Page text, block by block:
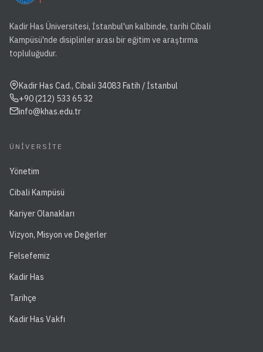
Kadir Has Üniversitesi, İstanbul'un kalbinde, tarihi Cibali
Kampüsü'nde disiplinler arası bir eğitim ve araştırma
topluluğudur.
Kadir Has Cad., Cibali 34083 Fatih / İstanbul
+90 (212) 533 65 32
info@khas.edu.tr
ÜNIVERSITE
Yönetim
Cibali Kampüsü
Kariyer Olanakları
Vizyon, Misyon ve Değerler
Felsefemiz
Kadir Has
Tarihçe
Kadir Has Vakfı